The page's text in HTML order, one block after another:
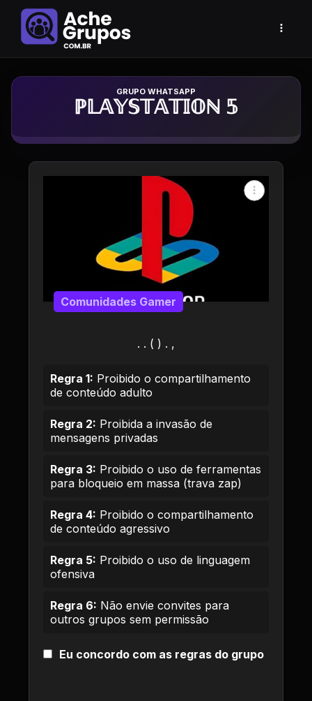
Grupo de Whatsapp
ℙ𝕃𝔸𝕐𝕊𝕋𝔸𝕋𝕀𝕆ℕ 𝟝
. . ( ) . ,
Comunidades Gamer
Regra 1: Proibido o compartilhamento
de conteúdo adulto
Regra 2: Proibida a invasão de
mensagens privadas
Regra 3: Proibido o uso de ferramentas
para bloqueio em massa (trava zap)
Regra 4: Proibido o compartilhamento
de conteúdo agressivo
Regra 5: Proibido o uso de linguagem
ofensiva
Regra 6: Não envie convites para
outros grupos sem permissão
Eu concordo com as regras do grupo